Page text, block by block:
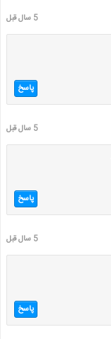
5 سال قبل
پاسخ
5 سال قبل
پاسخ
5 سال قبل
پاسخ